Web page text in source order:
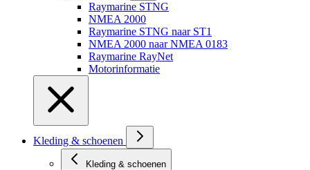
Raymarine STNG
NMEA 2000
Raymarine STNG naar ST1
NMEA 2000 naar NMEA 0183
Raymarine RayNet
Motorinformatie
Kleding & schoenen
Kleding & schoenen